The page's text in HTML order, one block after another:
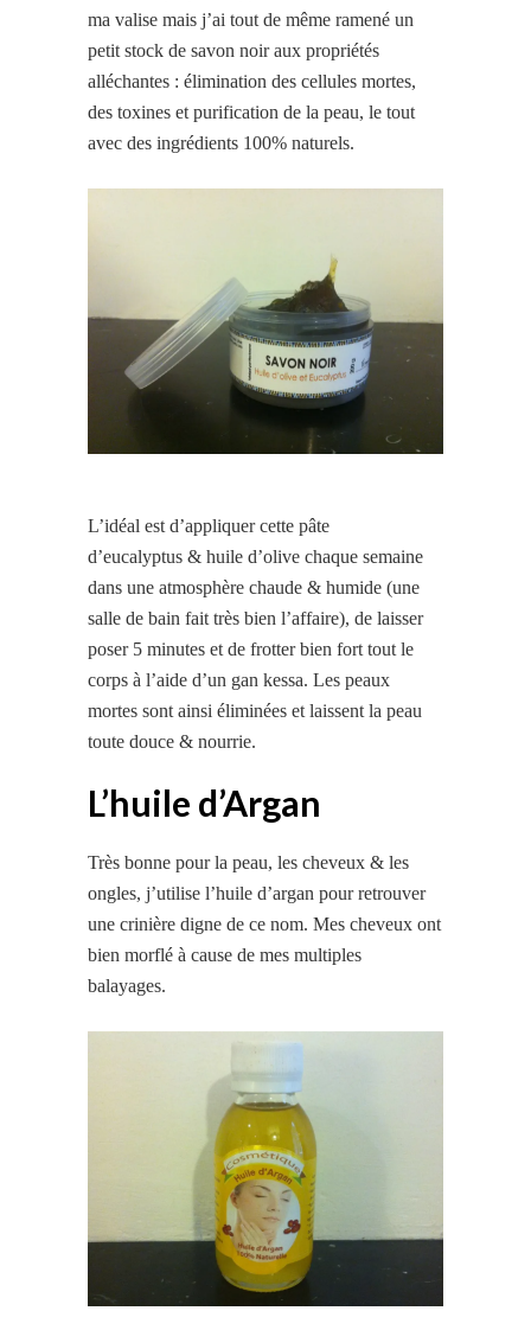
ma valise mais j’ai tout de même ramené un
petit stock de savon noir aux propriétés
alléchantes : élimination des cellules mortes,
des toxines et purification de la peau, le tout
avec des ingrédients 100% naturels.
L’idéal est d’appliquer cette pâte
d’eucalyptus & huile d’olive chaque semaine
dans une atmosphère chaude & humide (une
salle de bain fait très bien l’affaire), de laisser
poser 5 minutes et de frotter bien fort tout le
corps à l’aide d’un gan kessa. Les peaux
mortes sont ainsi éliminées et laissent la peau
toute douce & nourrie.
L’huile d’Argan
Très bonne pour la peau, les cheveux & les
ongles, j’utilise l’huile d’argan pour retrouver
une crinière digne de ce nom. Mes cheveux ont
bien morflé à cause de mes multiples
balayages.